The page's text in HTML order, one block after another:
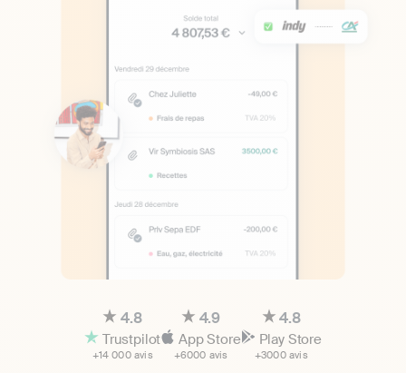
4.8
Trustpilot
+14 000 avis
4.9
App Store
+6000 avis
4.8
Play Store
+3000 avis